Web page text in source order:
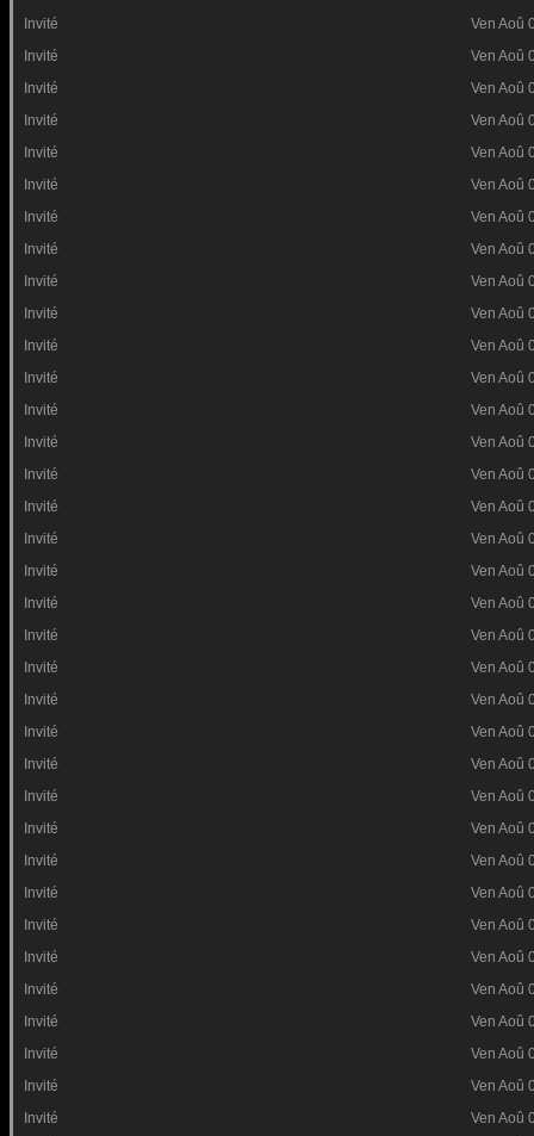
Invité
Ven Aoû
Invité
Ven Aoû
Invité
Ven Aoû
Invité
Ven Aoû
Invité
Ven Aoû
Invité
Ven Aoû
Invité
Ven Aoû
Invité
Ven Aoû
Invité
Ven Aoû
Invité
Ven Aoû
Invité
Ven Aoû
Invité
Ven Aoû
Invité
Ven Aoû
Invité
Ven Aoû
Invité
Ven Aoû
Invité
Ven Aoû
Invité
Ven Aoû
Invité
Ven Aoû
Invité
Ven Aoû
Invité
Ven Aoû
Invité
Ven Aoû
Invité
Ven Aoû
Invité
Ven Aoû
Invité
Ven Aoû
Invité
Ven Aoû
Invité
Ven Aoû
Invité
Ven Aoû
Invité
Ven Aoû
Invité
Ven Aoû
Invité
Ven Aoû
Invité
Ven Aoû
Invité
Ven Aoû
Invité
Ven Aoû
Invité
Ven Aoû
Invité
Ven Aoû